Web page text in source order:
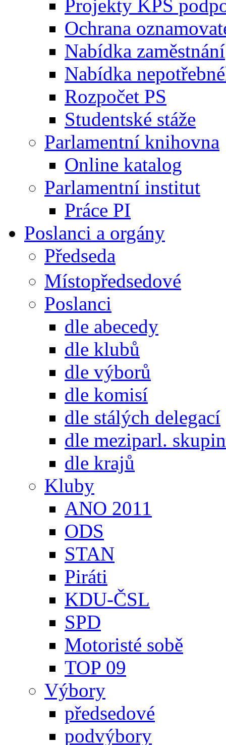
Projekty KPS
Ochrana
Nabídka zaměstnání
Nabídka
Rozpočet PS
Studentské stáže
Parlamentní knihovna
Online katalog
Parlamentní institut
Práce PI
Poslanci a orgány
Předseda
Místopředsedové
Poslanci
dle abecedy
dle klubů
dle výborů
dle komisí
dle stálých delegací
dle meziparl. skupin
dle krajů
Kluby
ANO 2011
ODS
STAN
Piráti
KDU-ČSL
SPD
Motoristé sobě
TOP 09
Výbory
předsedové
podvýbory